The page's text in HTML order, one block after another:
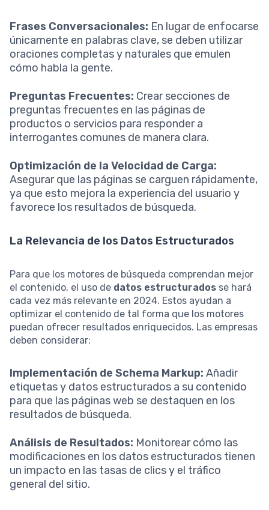
Frases Conversacionales: En lugar de enfocarse
únicamente en palabras clave, se deben utilizar
oraciones completas y naturales que emulen
cómo habla la gente.
Preguntas Frecuentes: Crear secciones de
preguntas frecuentes en las páginas de
productos o servicios para responder a
interrogantes comunes de manera clara.
Optimización de la Velocidad de Carga:
Asegurar que las páginas se carguen rápidamente,
ya que esto mejora la experiencia del usuario y
favorece los resultados de búsqueda.
La Relevancia de los Datos Estructurados
Para que los motores de búsqueda comprendan mejor
el contenido, el uso de datos estructurados se hará
cada vez más relevante en 2024. Estos ayudan a
optimizar el contenido de tal forma que los motores
puedan ofrecer resultados enriquecidos. Las empresas
deben considerar:
Implementación de Schema Markup: Añadir
etiquetas y datos estructurados a su contenido
para que las páginas web se destaquen en los
resultados de búsqueda.
Análisis de Resultados: Monitorear cómo las
modificaciones en los datos estructurados tienen
un impacto en las tasas de clics y el tráfico
general del sitio.